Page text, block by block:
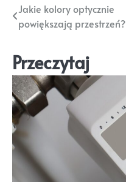
Nawigacja
wpisu
Jakie kolory optycznie
powiększają przestrzeń?
Przeczytaj